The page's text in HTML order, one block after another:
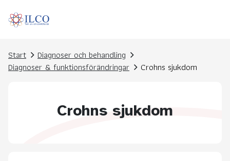
Start
Diagnoser och behandling
Diagnoser & funktionsförändringar
Crohns sjukdom
Crohns sjukdom